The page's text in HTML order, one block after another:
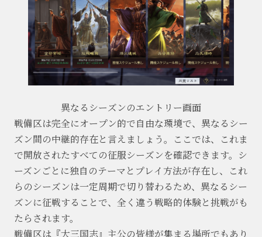
異なるシーズンのエントリー画面
戦備区は完全にオープン的で自由な環境で、異なるシー
ズン間の中継的存在と言えましょう。ここでは、これま
で開放されたすべての征服シーズンを確認できます。シ
ーズンごとに独自のテーマとプレイ方法が存在し、これ
らのシーズンは一定周期で切り替わるため、異なるシー
ズンに征戦することで、全く違う戦略的体験と挑戦がも
たらされます。
戦備区は『大三国志』主公の皆様が集まる場所でもあり